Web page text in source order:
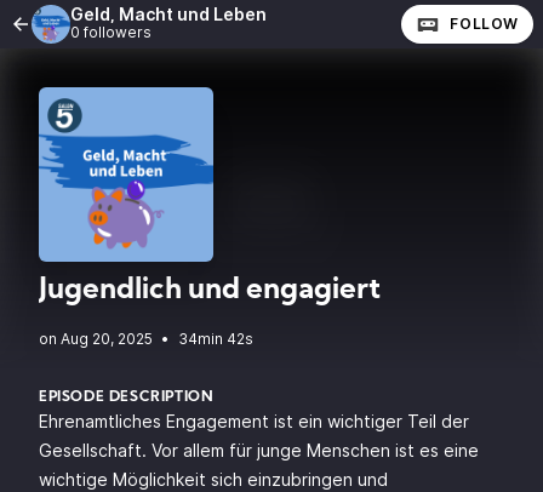
Geld, Macht und Leben
0 followers FOLLOW
Jugendlich und engagiert
• 34min 42s
EPISODE DESCRIPTION
Ehrenamtliches Engagement ist ein wichtiger Teil der
Gesellschaft. Vor allem für junge Menschen ist es eine
wichtige Möglichkeit sich einzubringen und